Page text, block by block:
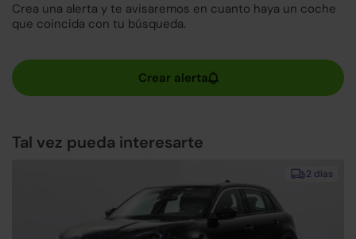
Crea una alerta y te avisaremos en cuanto haya un coche
que coincida con tu búsqueda.
Tal vez pueda interesarte
2 días